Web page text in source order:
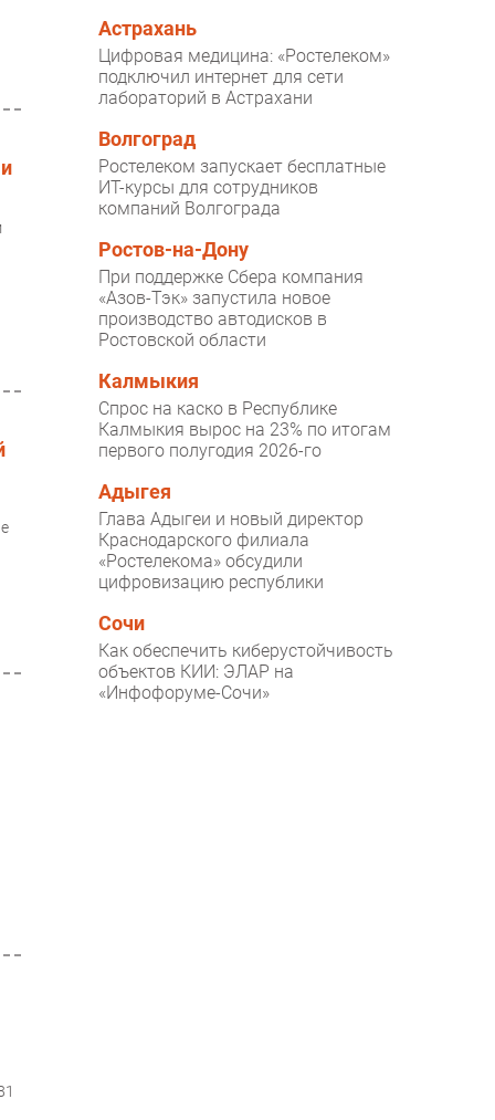
Каталог компаний
Астрахань
Цифровая медицина: «Ростелеком»
подключил интернет для сети
лабораторий в Астрахани
Волгоград
Ростелеком запускает бесплатные
ИТ-курсы для сотрудников
компаний Волгограда
Ростов-на-Дону
При поддержке Сбера компания
«Азов-Тэк» запустила новое
производство автодисков в
Ростовской области
Калмыкия
Спрос на каско в Республике
Калмыкия вырос на 23% по итогам
первого полугодия 2026-го
Адыгея
Глава Адыгеи и новый директор
Краснодарского филиала
«Ростелекома» обсудили
цифровизацию республики
Сочи
Как обеспечить киберустойчивость
объектов КИИ: ЭЛАР на
«Инфофоруме-Сочи»